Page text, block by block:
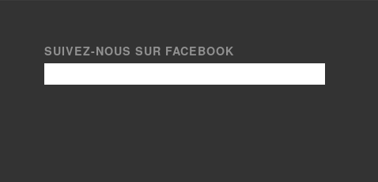
SUIVEZ-NOUS SUR FACEBOOK